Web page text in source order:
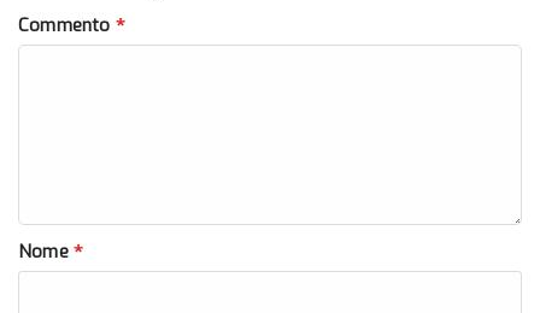
Commento *
Nome *